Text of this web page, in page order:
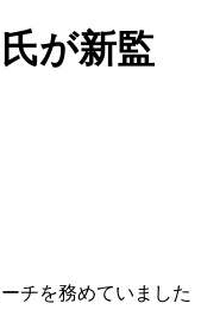
が新監
チを務めていました